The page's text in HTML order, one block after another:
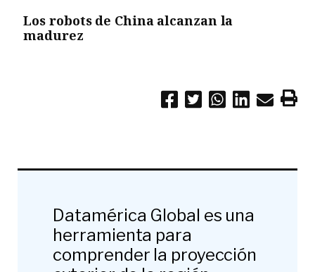
Los robots de China alcanzan la
madurez
Datamérica Global es una
herramienta para
comprender la proyección